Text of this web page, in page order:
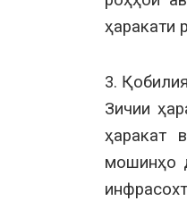
ҳаракати
3.
Зичии
ҳаракат
мошинҳо